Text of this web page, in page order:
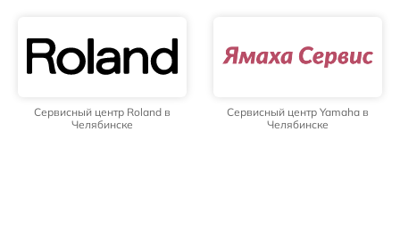
Сервисный центр Roland в
Челябинске
Сервисный центр Yamaha в
Челябинске